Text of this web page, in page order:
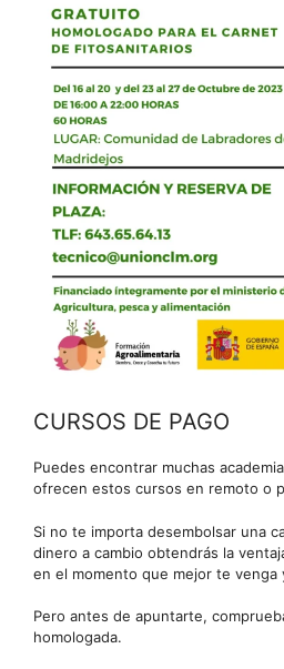
CURSOS DE PAGO
Puedes encontrar muchas
ofrecen estos cursos en remoto o
Si no te importa desembolsar una
dinero a cambio obtendrás la
en el momento que mejor te venga
Pero antes de apuntarte,
homologada.